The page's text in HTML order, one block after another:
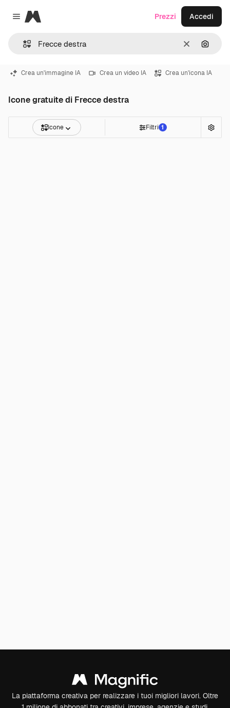
Close menu
Magnific
CancellaCerca
Prezzi Accedi
Crea un'immagine IA Crea un video IA Crea un'icona IA
Icone gratuite di Frecce destra
Icone Filtri 1
La piattaforma creativa per realizzare i tuoi migliori lavori. Oltre